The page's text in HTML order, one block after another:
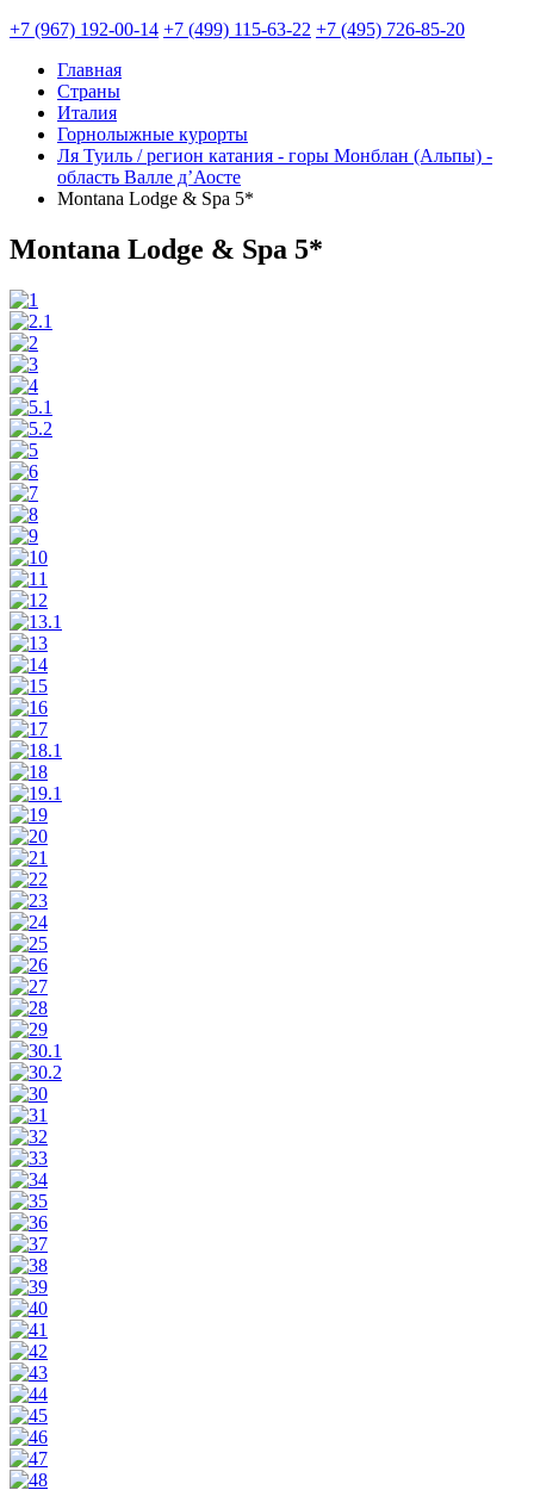
+7 (967) 192-00-14 +7 (499) 115-63-22 +7 (495) 726-85-20
Главная
Страны
Италия
Горнолыжные курорты
Ля Туиль / регион катания - горы Монблан (Альпы) -
область Валле д’Аосте
Montana Lodge & Spa 5*
Montana Lodge & Spa 5*